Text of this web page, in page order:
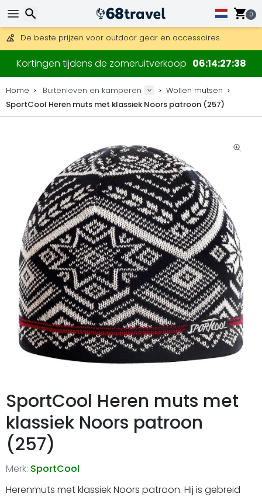
0
DHL Express is ook beschikbaar.
30 dagen retour, 90 dagen voor houten kaarten en
De beste prijzen voor outdoor gear en accessoires.
Kortingen tijdens de zomeruitverkoop 06142738
Home Buitenleven en kamperen
Wollen mutsen
SportCool Heren muts met klassiek Noors patroon (257)
SportCool Heren muts met
klassiek Noors patroon
(257)
Merk: SportCool
Herenmuts met klassiek Noors patroon. Hij is gebreid
Zoeken